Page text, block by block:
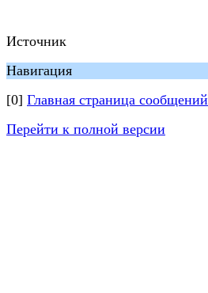
Источник
Навигация
[0] Главная страница сообщений
Перейти к полной версии